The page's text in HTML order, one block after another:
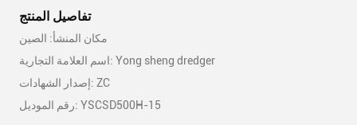
تفاصيل المنتج
مكان المنشأ: الصين
اسم العلامة التجارية: Yong sheng dredger
إصدار الشهادات: ZC
رقم الموديل: YSCSD500H-15